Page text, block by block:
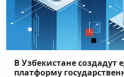
В Узбекистане
платформу